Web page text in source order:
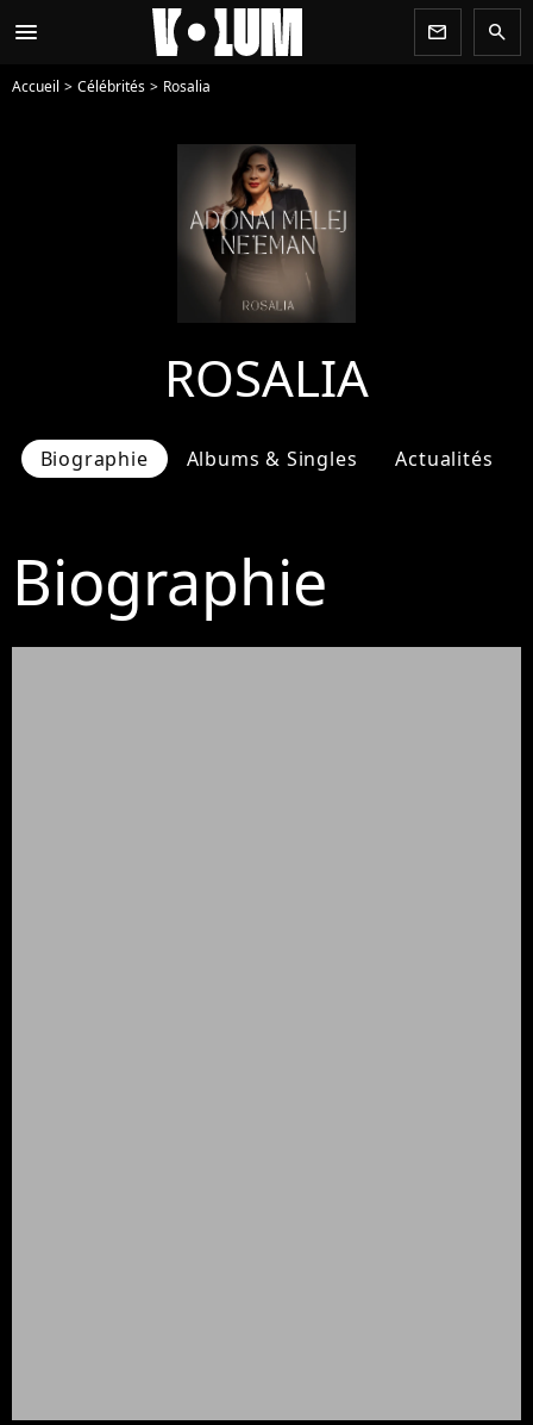
menu newsletter search
Accueil Célébrités Rosalia
ROSALIA
Biographie Albums & Singles Actualités
Biographie